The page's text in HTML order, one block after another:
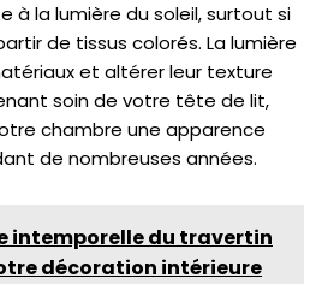
à la lumière du soleil, surtout si
de tissus colorés. La lumière
et altérer leur texture
soin de votre tête de lit,
chambre une apparence
de nombreuses années.
intemporelle du travertin
décoration intérieure